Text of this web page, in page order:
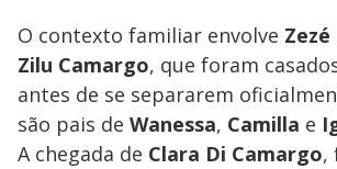
O contexto familiar envolve
Zilu Camargo, que foram
antes de se separarem
são pais de Wanessa, Camilla e
A chegada de Clara Di Camargo,